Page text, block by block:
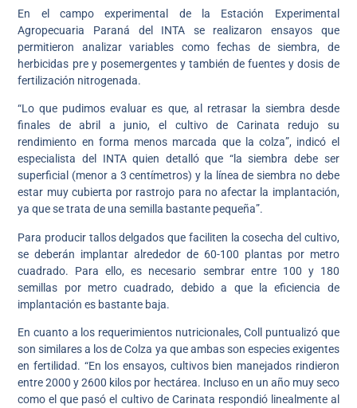
En el campo experimental de la Estación Experimental
Agropecuaria Paraná del INTA se realizaron ensayos que
permitieron analizar variables como fechas de siembra, de
herbicidas pre y posemergentes y también de fuentes y dosis de
fertilización nitrogenada.
“Lo que pudimos evaluar es que, al retrasar la siembra desde
finales de abril a junio, el cultivo de Carinata redujo su
rendimiento en forma menos marcada que la colza”, indicó el
especialista del INTA quien detalló que “la siembra debe ser
superficial (menor a 3 centímetros) y la línea de siembra no debe
estar muy cubierta por rastrojo para no afectar la implantación,
ya que se trata de una semilla bastante pequeña”.
Para producir tallos delgados que faciliten la cosecha del cultivo,
se deberán implantar alrededor de 60-100 plantas por metro
cuadrado. Para ello, es necesario sembrar entre 100 y 180
semillas por metro cuadrado, debido a que la eficiencia de
implantación es bastante baja.
En cuanto a los requerimientos nutricionales, Coll puntualizó que
son similares a los de Colza ya que ambas son especies exigentes
en fertilidad. “En los ensayos, cultivos bien manejados rindieron
entre 2000 y 2600 kilos por hectárea. Incluso en un año muy seco
como el que pasó el cultivo de Carinata respondió linealmente al